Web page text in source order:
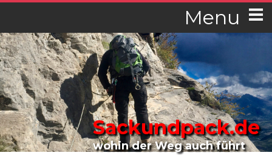
Menu
Sackundpack.de
wohin der Weg auch führt